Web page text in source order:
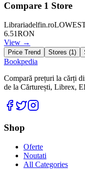
Compare 1 Store
Librariadelfin.ro
6.51RON
View →
Price Trend Stores (1)
Bookpedia
Compară prețuri la cărți
de la Cărturești, Librex,
Facebook
Twitter
Shop
Oferte
Noutati
All Categories